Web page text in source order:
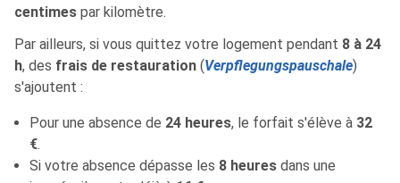
centimes par kilomètre.
Par ailleurs, si vous quittez votre logement pendant 8 à 24
h, des frais de restauration (Verpflegungspauschale)
s'ajoutent :
Pour une absence de 24 heures, le forfait s'élève à 32
€.
Si votre absence dépasse les 8 heures dans une